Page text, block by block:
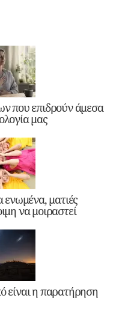
που επιδρούν άμεσα
μας
ενωμένα, ματιές
να μοιραστεί
είναι η παρατήρηση